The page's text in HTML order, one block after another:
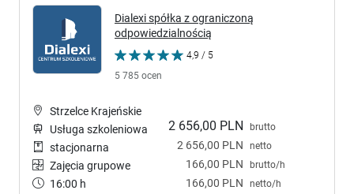
Dialexi spółka z ograniczoną
odpowiedzialnością
4,9 / 5
5 785 ocen
2 656,00 PLN brutto
2 656,00 PLN netto
166,00 PLN brutto/h
166,00 PLN netto/h
Strzelce Krajeńskie
Usługa szkoleniowa
stacjonarna
Zajęcia grupowe
16:00 h